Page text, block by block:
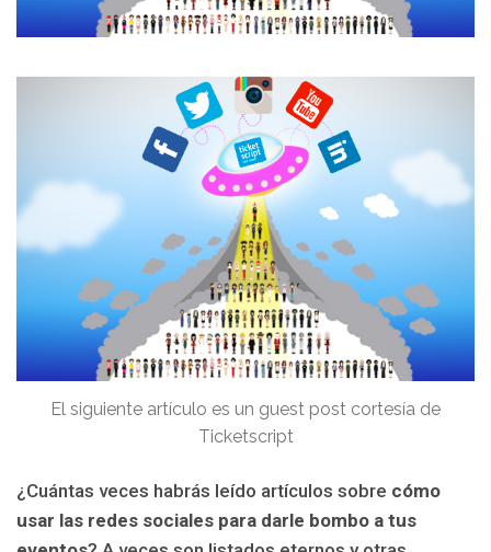
El siguiente artículo es un guest post cortesía de
Ticketscript
¿Cuántas veces habrás leído artículos sobre cómo
usar las redes sociales para darle bombo a tus